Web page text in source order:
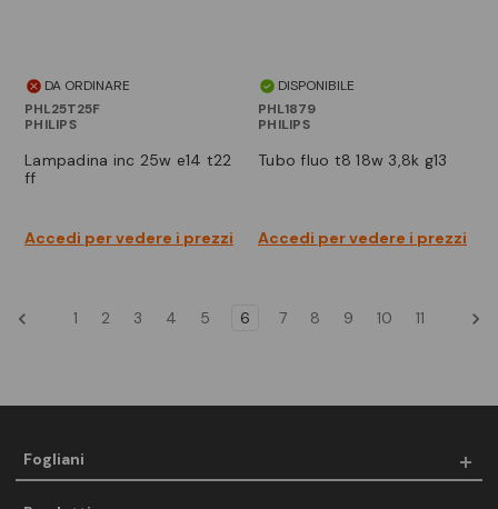
DA ORDINARE
PHL25T25F
PHILIPS
lampadina inc 25w e14 t22
ff
Accedi per vedere i prezzi
DISPONIBILE
PHL1879
PHILIPS
tubo fluo t8 18w 3,8k g13
Accedi per vedere i prezzi
1 2 3 4 5 6 7 8 9 10 11
Fogliani